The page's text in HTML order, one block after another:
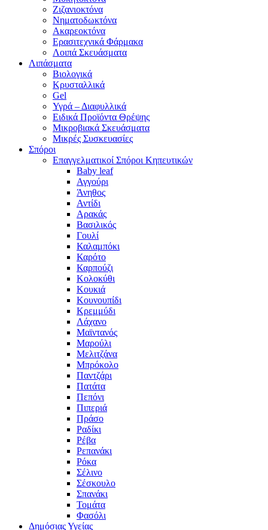
Ζιζανιοκτόνα
Νηματοδωκτόνα
Ακαρεοκτόνα
Ερασιτεχνικά Φάρμακα
Λοιπά Σκευάσματα
Λιπάσματα
Βιολογικά
Κρυσταλλικά
Gel
Υγρά – Διαφυλλικά
Ειδικά Προϊόντα Θρέψης
Μικροβιακά Σκευάσματα
Μικρές Συσκευασίες
Σπόροι
Επαγγελματικοί Σπόροι Κηπευτικών
Baby leaf
Αγγούρι
Άνηθος
Αντίδι
Αρακάς
Βασιλικός
Γουλί
Καλαμπόκι
Καρότο
Καρπούζι
Κολοκύθι
Κουκιά
Κουνουπίδι
Κρεμμύδι
Λάχανο
Μαϊντανός
Μαρούλι
Μελιτζάνα
Μπρόκολο
Παντζάρι
Πατάτα
Πεπόνι
Πιπεριά
Πράσο
Ραδίκι
Ρέβα
Ρεπανάκι
Ρόκα
Σέλινο
Σέσκουλο
Σπανάκι
Τομάτα
Φασόλι
Δημόσιας Υγείας